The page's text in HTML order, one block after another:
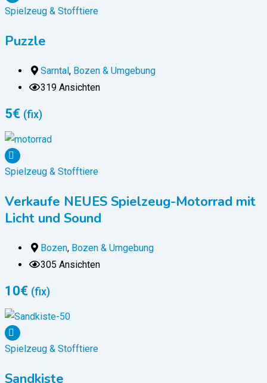
Spielzeug & Stofftiere
Puzzle
Sarntal , Bozen & Umgebung
319 Ansichten
5€ (fix)
Spielzeug & Stofftiere
Verkaufe NEUES Spielzeug-Motorrad mit
Licht und Sound
Bozen, Bozen & Umgebung
305 Ansichten
10€ (fix)
Spielzeug & Stofftiere
Sandkiste